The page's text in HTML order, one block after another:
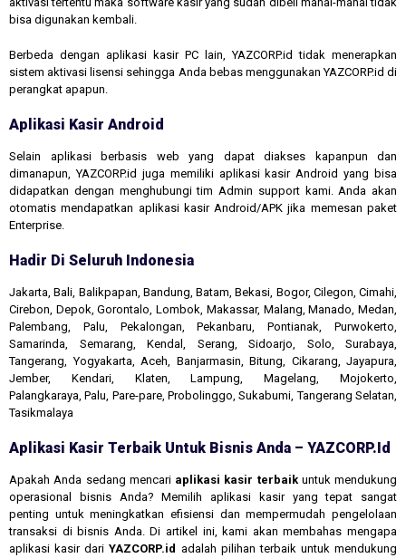
bisa digunakan kembali.
Berbeda dengan aplikasi kasir PC lain, YAZCORP.id tidak menerapkan
sistem aktivasi lisensi sehingga Anda bebas menggunakan YAZCORP.id di
perangkat apapun.
Aplikasi Kasir Android
Selain aplikasi berbasis web yang dapat diakses kapanpun dan
dimanapun, YAZCORP.id juga memiliki aplikasi kasir Android yang bisa
didapatkan dengan menghubungi tim Admin support kami. Anda akan
otomatis mendapatkan aplikasi kasir Android/APK jika memesan paket
Enterprise.
Hadir Di Seluruh Indonesia
Jakarta, Bali, Balikpapan, Bandung, Batam, Bekasi, Bogor, Cilegon, Cimahi,
Cirebon, Depok, Gorontalo, Lombok, Makassar, Malang, Manado, Medan,
Palembang, Palu, Pekalongan, Pekanbaru, Pontianak, Purwokerto,
Samarinda, Semarang, Kendal, Serang, Sidoarjo, Solo, Surabaya,
Tangerang, Yogyakarta, Aceh, Banjarmasin, Bitung, Cikarang, Jayapura,
Jember, Kendari, Klaten, Lampung, Magelang, Mojokerto,
Palangkaraya, Palu, Pare-pare, Probolinggo, Sukabumi, Tangerang Selatan,
Tasikmalaya
Aplikasi Kasir Terbaik Untuk Bisnis Anda – YAZCORP.id
Apakah Anda sedang mencari aplikasi kasir terbaikuntuk mendukung
operasional bisnis Anda? Memilih aplikasi kasir yang tepat sangat
penting untuk meningkatkan efisiensi dan mempermudah pengelolaan
transaksi di bisnis Anda. Di artikel ini, kami akan membahas mengapa
aplikasi kasir dariYAZCORP.id adalah pilihan terbaik untuk mendukung